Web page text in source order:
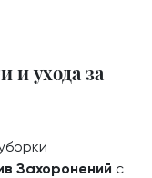
и ухода за
Захоронений с